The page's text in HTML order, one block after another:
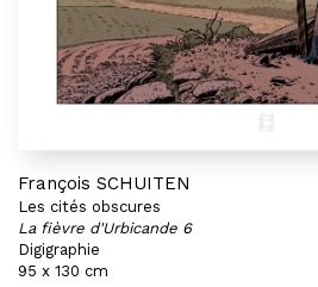
François SCHUITEN
Les cités obscures
La fièvre d'Urbicande 6
Digigraphie
95 x 130 cm